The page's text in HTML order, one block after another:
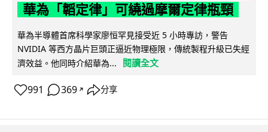
華為「韜定律」可繞過摩爾定律瓶頸
華為半導體首席科學家廖恒罕見接受近 5 小時專訪，警告
NVIDIA 等西方晶片巨頭正逼近物理極限，傳統製程升級已失經
濟效益。他同時介紹華為...
閱讀全文
991 369 ↗ 分享